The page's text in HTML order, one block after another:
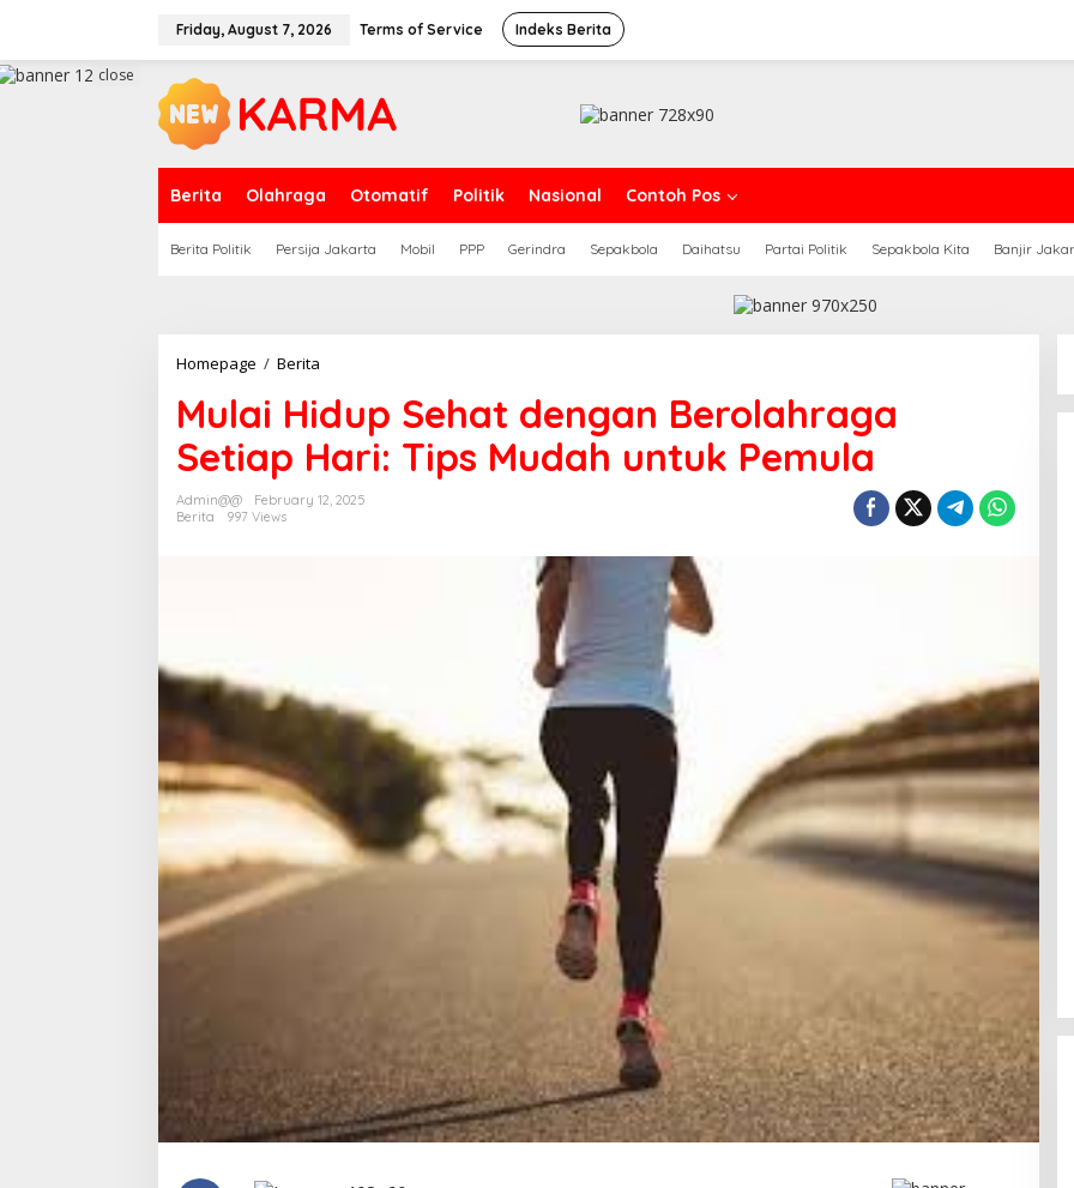
Friday, August 7, 2026 Terms of Service Indeks Berita
Berita Olahraga Otomatif Politik Nasional Contoh Pos
Berita Politik Persija Jakarta Mobil PPP Gerindra Sepakbola Daihatsu Partai Politik Sepakbola Kita Banjir
close
Homepage / Berita
Sehat
dengan
Berolahraga
Setiap
Hari:
Tips
Mulai Hidup Sehat dengan Berolahraga
Setiap Hari: Tips Mudah untuk Pemula
Admin@@
February 12, 2025
Berita
997 Views
Fajar/Fikri Juara China Open 2025
dan Rayakan
In Berita, News, Politik August 29, 2025